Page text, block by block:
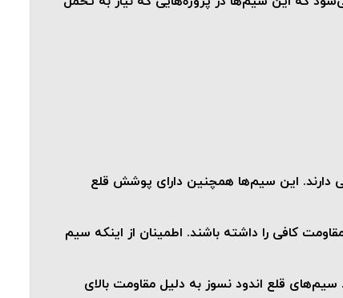
دارند. این سیم‌ها همچنین دارای پوشش قلع
کافی را داشته باشند. اطمینان از اینکه سیم
قلع اندود نسوز به دلیل مقاومت بالای